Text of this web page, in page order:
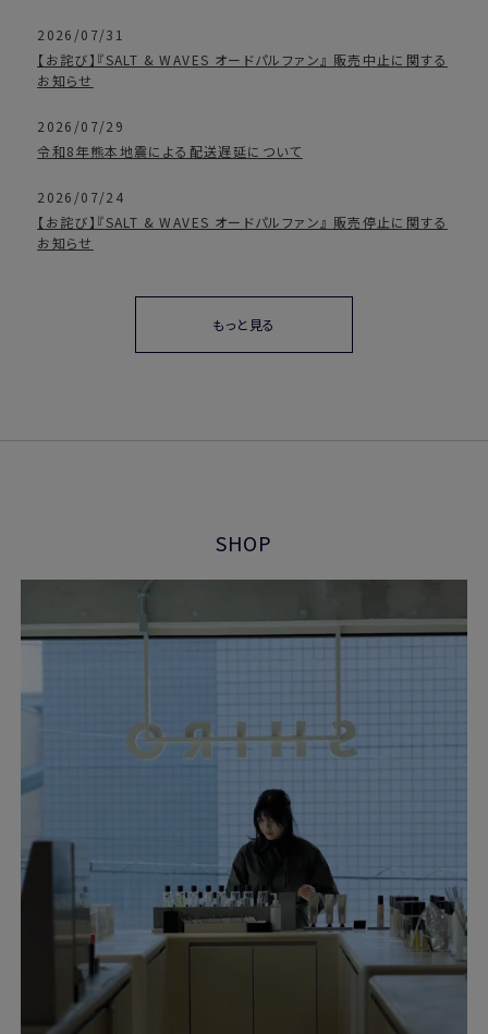
2026/07/31
【お詫び】『SALT & WAVES オードパルファン』 販売中止に関する
お知らせ
2026/07/29
令和8年熊本地震による配送遅延について
2026/07/24
【お詫び】『SALT & WAVES オードパルファン』 販売停止に関する
お知らせ
もっと見る
SHOP